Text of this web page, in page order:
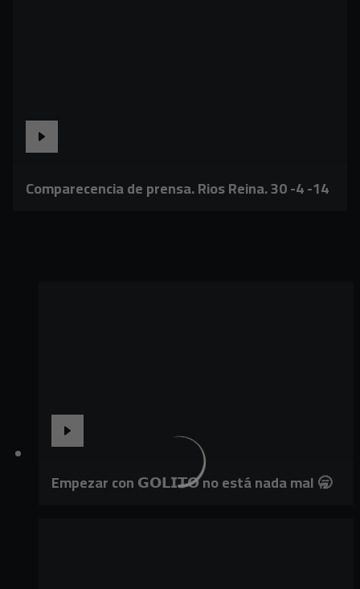
Comparecencia de prensa. Rios Reina. 30 -4 -14
Empezar con 𝗚𝗢𝗟𝗜𝗧𝗢 no está nada mal 🥱